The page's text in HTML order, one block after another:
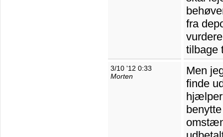
fra
tilbage
3/10 '12 0:33
Morten
Men
finde
hjælper